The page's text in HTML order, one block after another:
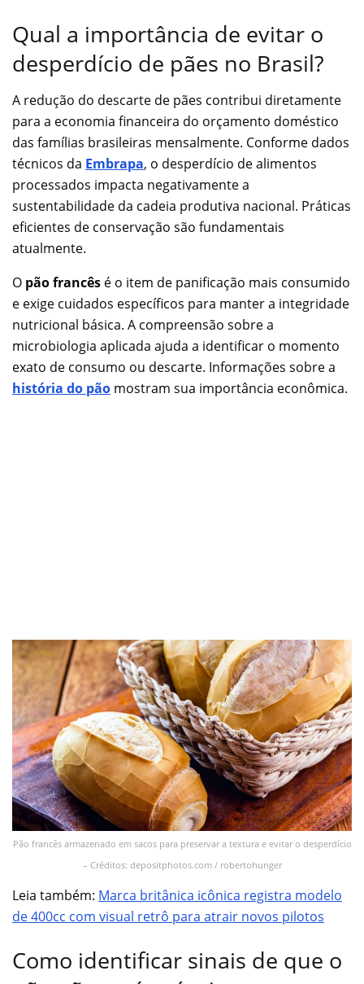
Qual a importância de evitar o
desperdício de pães no Brasil?
A redução do descarte de pães contribui diretamente
para a economia financeira do orçamento doméstico
das famílias brasileiras mensalmente. Conforme dados
técnicos da Embrapa, o desperdício de alimentos
processados impacta negativamente a
sustentabilidade da cadeia produtiva nacional. Práticas
eficientes de conservação são fundamentais
atualmente.
O pão francês é o item de panificação mais consumido
e exige cuidados específicos para manter a integridade
nutricional básica. A compreensão sobre a
microbiologia aplicada ajuda a identificar o momento
exato de consumo ou descarte. Informações sobre a
história do pão mostram sua importância econômica.
Pão francês armazenado em sacos para preservar a textura e evitar o desperdício
– Créditos: depositphotos.com / robertohunger
Leia também: Marca britânica icônica registra modelo
de 400cc com visual retrô para atrair novos pilotos
Como identificar sinais de que o